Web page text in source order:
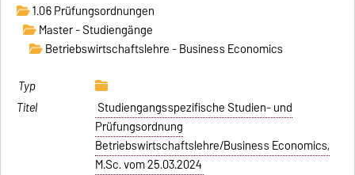
1.06 Prüfungsordnungen
Master - Studiengänge
Betriebswirtschaftslehre - Business Economics
Studiengangsspezifische Studien- und
Prüfungsordnung
Betriebswirtschaftslehre/Business Economics,
M.Sc. vom 25.03.2024